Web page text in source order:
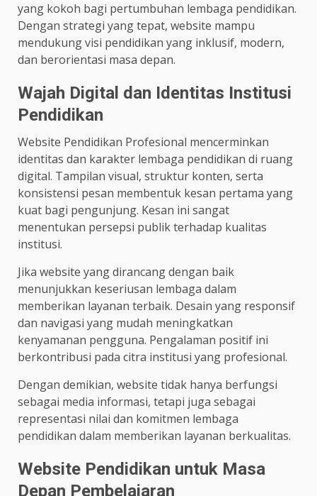
yang kokoh bagi pertumbuhan lembaga pendidikan.
Dengan strategi yang tepat, website mampu
mendukung visi pendidikan yang inklusif, modern,
dan berorientasi masa depan.
Wajah Digital dan Identitas Institusi
Pendidikan
Website Pendidikan Profesional mencerminkan
identitas dan karakter lembaga pendidikan di ruang
digital. Tampilan visual, struktur konten, serta
konsistensi pesan membentuk kesan pertama yang
kuat bagi pengunjung. Kesan ini sangat
menentukan persepsi publik terhadap kualitas
institusi.
Jika website yang dirancang dengan baik
menunjukkan keseriusan lembaga dalam
memberikan layanan terbaik. Desain yang responsif
dan navigasi yang mudah meningkatkan
kenyamanan pengguna. Pengalaman positif ini
berkontribusi pada citra institusi yang profesional.
Dengan demikian, website tidak hanya berfungsi
sebagai media informasi, tetapi juga sebagai
representasi nilai dan komitmen lembaga
pendidikan dalam memberikan layanan berkualitas.
Website Pendidikan untuk Masa
Depan Pembelajaran